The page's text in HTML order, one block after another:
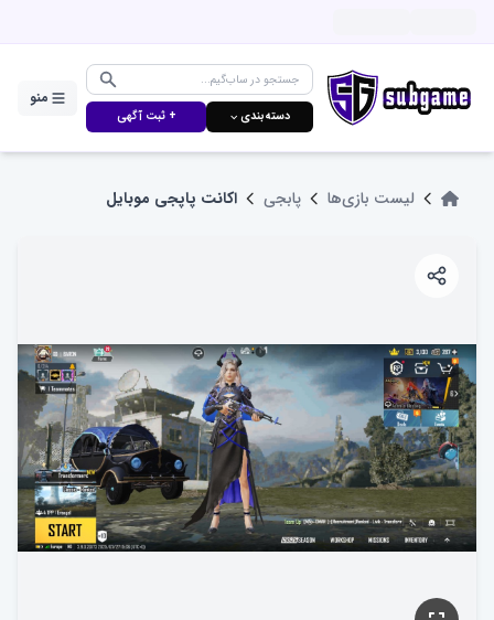
دسته‌بندی ⌵ + ثبت آگهی
منو
لیست بازی‌ها پابجی اکانت پاپجی موبایل